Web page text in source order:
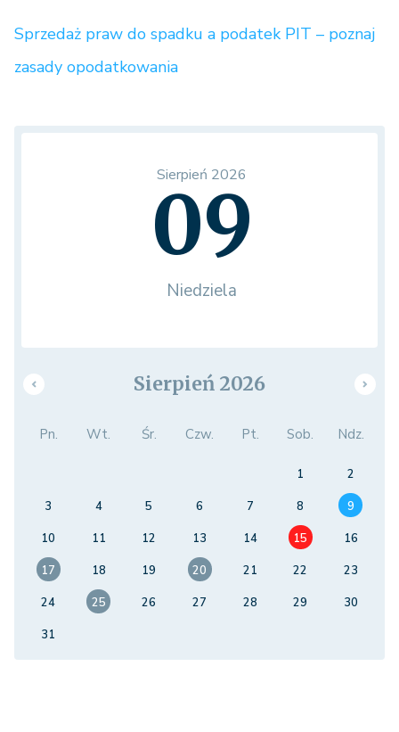
Sprzedaż praw do spadku a podatek PIT – poznaj
zasady opodatkowania
Sierpień 2026
09
Niedziela
Sierpień 2026
Pn. Wt. Śr. Czw. Pt. Sob. Ndz.
1
2
3
4 5 6 7 8
9
10
11 12 13 14 15
16
17
18 19 20 21 22
23
24
25 26 27 28 29
30
31